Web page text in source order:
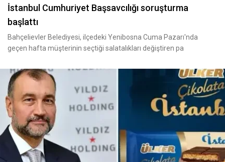
İstanbul Cumhuriyet Başsavcılığı soruşturma
başlattı
Bahçelievler Belediyesi, ilçedeki Yenibosna Cuma Pazarı'nda
geçen hafta müşterinin seçtiği salatalıkları değiştiren pa